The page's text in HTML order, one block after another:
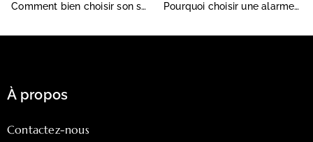
Comment bien choisir son stérilisateur autoclave pour un laboratoire performant Pourquoi choisir une alarme anti-intrusion pour sécuriser votre domicile
À propos
Contactez-nous